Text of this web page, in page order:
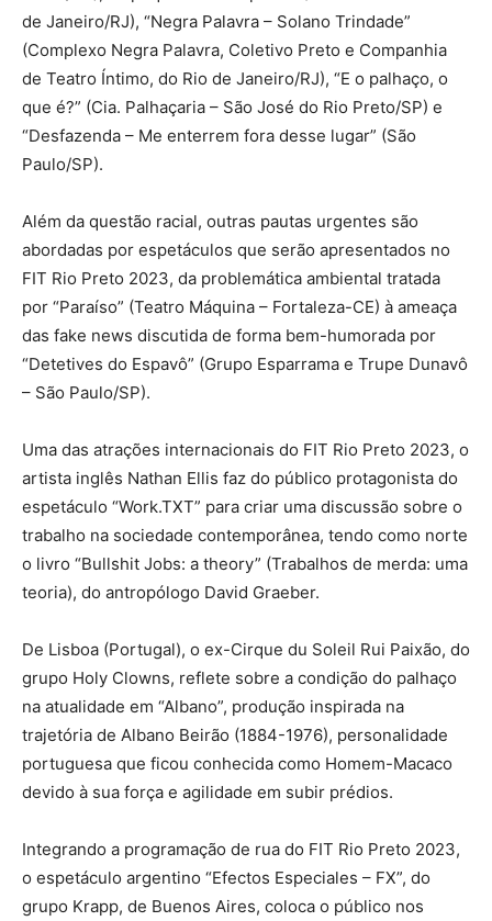
de Janeiro/RJ), “Negra Palavra – Solano Trindade”
(Complexo Negra Palavra, Coletivo Preto e Companhia
de Teatro Íntimo, do Rio de Janeiro/RJ), “E o palhaço, o
que é?” (Cia. Palhaçaria – São José do Rio Preto/SP) e
“Desfazenda – Me enterrem fora desse lugar” (São
Paulo/SP).
Além da questão racial, outras pautas urgentes são
abordadas por espetáculos que serão apresentados no
FIT Rio Preto 2023, da problemática ambiental tratada
por “Paraíso” (Teatro Máquina – Fortaleza-CE) à ameaça
das fake news discutida de forma bem-humorada por
“Detetives do Espavô” (Grupo Esparrama e Trupe Dunavô
– São Paulo/SP).
Uma das atrações internacionais do FIT Rio Preto 2023, o
artista inglês Nathan Ellis faz do público protagonista do
espetáculo “Work.TXT” para criar uma discussão sobre o
trabalho na sociedade contemporânea, tendo como norte
o livro “Bullshit Jobs: a theory” (Trabalhos de merda: uma
teoria), do antropólogo David Graeber.
De Lisboa (Portugal), o ex-Cirque du Soleil Rui Paixão, do
grupo Holy Clowns, reflete sobre a condição do palhaço
na atualidade em “Albano”, produção inspirada na
trajetória de Albano Beirão (1884-1976), personalidade
portuguesa que ficou conhecida como Homem-Macaco
devido à sua força e agilidade em subir prédios.
Integrando a programação de rua do FIT Rio Preto 2023,
o espetáculo argentino “Efectos Especiales – FX”, do
grupo Krapp, de Buenos Aires, coloca o público nos